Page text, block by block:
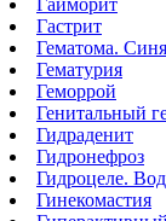
Гастрит
Гематома.
Гематурия
Геморрой
Генитальный
Гидраденит
Гидронефроз
Гидроцеле.
Гинекомастия